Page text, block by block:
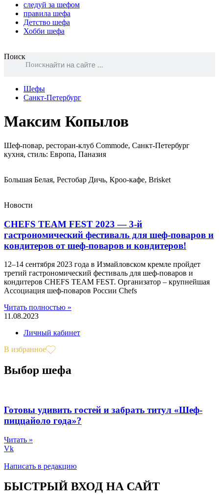
следуй за шефом
правила шефа
Детство шефа
Хобби шефа
Поиск
Поиск
Шефы
Санкт-Петербург
Максим Копылов
Шеф-повар, ресторан-клуб Commode, Санкт-Петербург
кухня, стиль: Европа, Паназия
Большая Белая, Рестобар Дичь, Кроо-кафе, Brisket
Новости
CHEFS TEAM FEST 2023 — 3-й
гастрономический фестиваль для шеф-поваров и
кондитеров от шеф-поваров и кондитеров!
12–14 сентября 2023 года в Измайловском кремле пройдет
третий гастрономический фестиваль для шеф-поваров и
кондитеров CHEFS TEAM FEST. Организатор – крупнейшая
Ассоциация шеф-поваров России Chefs
Читать полностью »
11.08.2023
Личный кабинет
В избранное
Выбор шефа
Готовы удивить гостей и забрать титул «Шеф-
пиццайоло года»?
Читать »
Vk
Написать в редакцию
БЫСТРЫЙ ВХОД НА САЙТ